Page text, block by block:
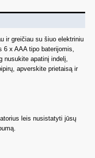
ir greičiau su šiuo elektriniu
6 x AAA tipo baterijomis,
nusukite apatinį indelį,
apverskite prietaisą ir
leis nusistatyti jūsų